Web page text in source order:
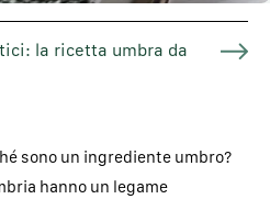
la ricetta umbra da
sono un ingrediente umbro?
hanno un legame